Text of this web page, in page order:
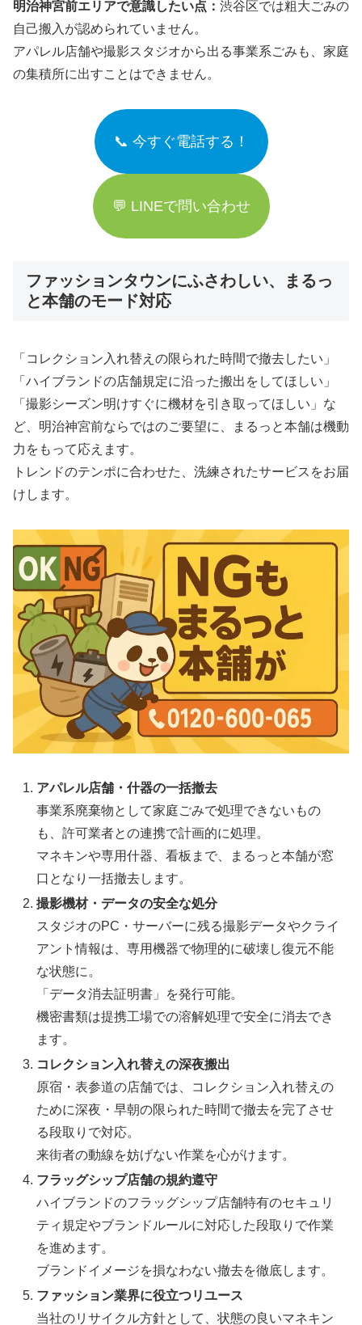
明治神宮前エリアで意識したい点： 渋谷区では粗大ごみの
自己搬入が認められていません。
アパレル店舗や撮影スタジオから出る事業系ごみも、家庭
の集積所に出すことはできません。
📞 今すぐ電話する！
💬 LINEで問い合わせ
ファッションタウンにふさわしい、まるっ
と本舗のモード対応
「コレクション入れ替えの限られた時間で撤去したい」
「ハイブランドの店舗規定に沿った搬出をしてほしい」
「撮影シーズン明けすぐに機材を引き取ってほしい」な
ど、明治神宮前ならではのご要望に、まるっと本舗は機動
力をもって応えます。
トレンドのテンポに合わせた、洗練されたサービスをお届
けします。
アパレル店舗・什器の一括撤去
事業系廃棄物として家庭ごみで処理できないもの
も、許可業者との連携で計画的に処理。
マネキンや専用什器、看板まで、まるっと本舗が窓
口となり一括撤去します。
撮影機材・データの安全な処分
スタジオのPC・サーバーに残る撮影データやクライ
アント情報は、専用機器で物理的に破壊し復元不能
な状態に。
「データ消去証明書」を発行可能。
機密書類は提携工場での溶解処理で安全に消去でき
ます。
コレクション入れ替えの深夜搬出
原宿・表参道の店舗では、コレクション入れ替えの
ために深夜・早朝の限られた時間で撤去を完了させ
る段取りで対応。
来街者の動線を妨げない作業を心がけます。
フラッグシップ店舗の規約遵守
ハイブランドのフラッグシップ店舗特有のセキュリ
ティ規定やブランドルールに対応した段取りで作業
を進めます。
ブランドイメージを損なわない撤去を徹底します。
ファッション業界に役立つリユース
当社のリサイクル方針として、状態の良いマネキン